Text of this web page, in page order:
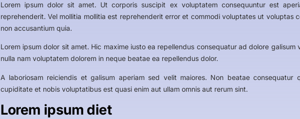
Lorem ipsum dolor sit amet. Ut corporis suscipit ex voluptatem consequuntur est
reprehenderit. Vel mollitia mollitia est reprehenderit error et commodi voluptates ut voluptas
non accusantium quia.
Lorem ipsum dolor sit amet. Hic maxime iusto ea repellendus consequatur ad dolore
nulla nam voluptatem dolorem in neque beatae ea repellendus dolor.
A laboriosam reiciendis et galisum aperiam sed velit maiores. Non beatae consequatur
cupiditate et nobis voluptatibus est quasi enim aut ullam omnis aut rerum sint.
Lorem ipsum diet